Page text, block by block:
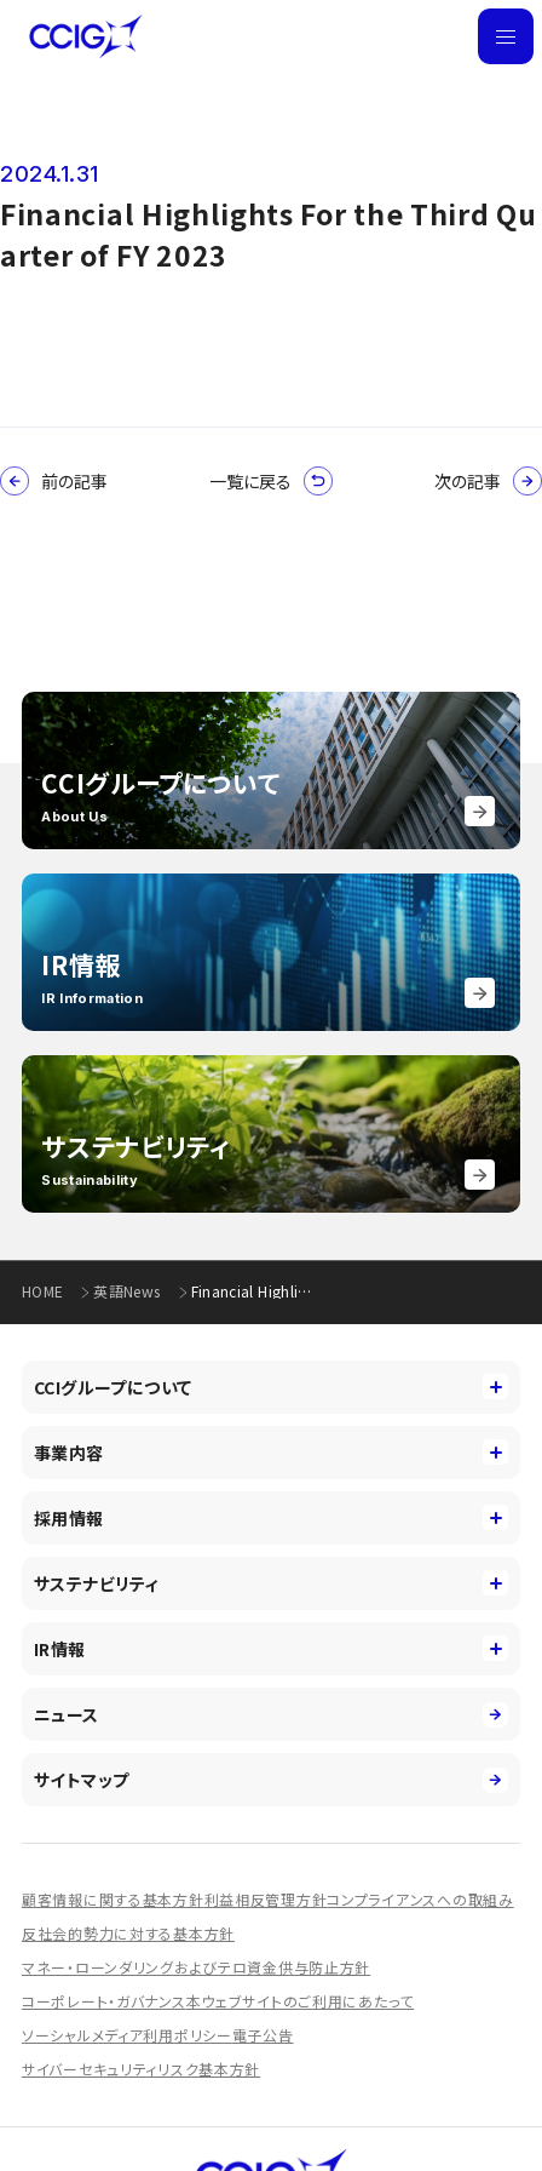
M
News
2024.1.31
Financial Highlights For the Third Qu
arter of FY 2023
前の記事 一覧に戻る 次の記事
CCIグループについて
About Us
IR情報
IR Information
サステナビリティ
Sustainability
HOME 英語News Financial Highlights For the Third Quarter of FY 2023
CCIグループについて
コーポレートアイデンティティ
会社概要・沿革
事業内容
コンサルティング&アドバイザリー
投資事業の拡大
DXとシステムモダナイゼーション
人的資本経営の取組み
採用情報
キャリア採用
障がい者採用
サステナビリティ
社会
IR情報
有価証券報告書／四半期報告書
統合報告書
ディスクロージャー誌
IRプレゼンテーション資料
シェアードリサーチ社による調査レポート
IRに関するよくあるご質問
IRに関するお問い合わせ
ディスクロージャーポリシー
資本政策
ニュース
サイトマップ
顧客情報に関する基本方針利益相反管理方針コンプライアンスへの取組み
反社会的勢力に対する基本方針
マネー・ローンダリングおよびテロ資金供与防止方針
コーポレート・ガバナンス本ウェブサイトのご利用にあたって
ソーシャルメディア利用ポリシー電子公告
サイバーセキュリティリスク基本方針